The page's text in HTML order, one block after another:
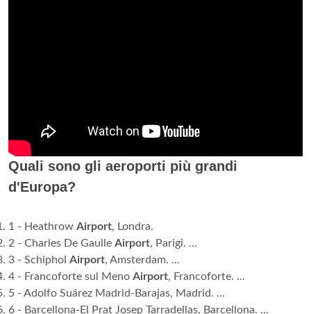
Quali sono gli aeroporti più grandi
d'Europa?
1 - Heathrow Airport, Londra.
2 - Charles De Gaulle Airport, Parigi. ...
3 - Schiphol Airport, Amsterdam. ...
4 - Francoforte sul Meno Airport, Francoforte. ...
5 - Adolfo Suárez Madrid-Barajas, Madrid. ...
6 - Barcellona-El Prat Josep Tarradellas, Barcellona. ...